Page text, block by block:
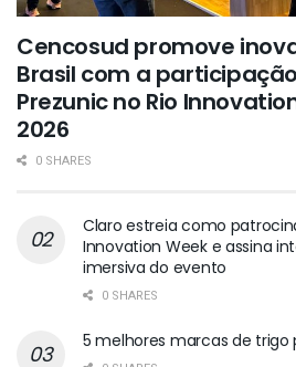
Cencosud promove
Brasil com a
Prezunic no Rio
2026
0 SHARES
Claro estreia como
Innovation Week e assina
imersiva do evento
0 SHARES
5 melhores marcas de trigo